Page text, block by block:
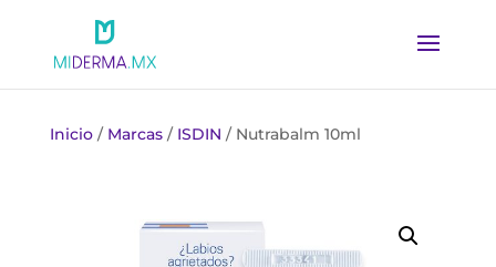
Inicio/ Marcas/ ISDIN / Nutrabalm 10ml